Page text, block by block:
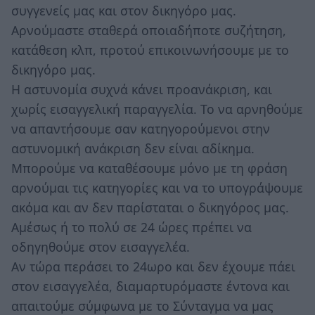
συγγενείς μας και στον δικηγόρο μας.
Αρνούμαστε σταθερά οποιαδήποτε συζήτηση,
κατάθεση κλπ, προτού επικοινωνήσουμε με το
δικηγόρο μας.
Η αστυνομία συχνά κάνει προανάκριση, και
χωρίς εισαγγελική παραγγελία. Το να αρνηθούμε
να απαντήσουμε σαν κατηγορούμενοι στην
αστυνομική ανάκριση δεν είναι αδίκημα.
Μπορούμε να καταθέσουμε μόνο με τη φράση
αρνούμαι τις κατηγορίες και να το υπογράψουμε
ακόμα και αν δεν παρίσταται ο δικηγόρος μας.
Αμέσως ή το πολύ σε 24 ώρες πρέπει να
οδηγηθούμε στον εισαγγελέα.
Αν τώρα περάσει το 24ωρο και δεν έχουμε πάει
στον εισαγγελέα, διαμαρτυρόμαστε έντονα και
απαιτούμε σύμφωνα με το Σύνταγμα να μας